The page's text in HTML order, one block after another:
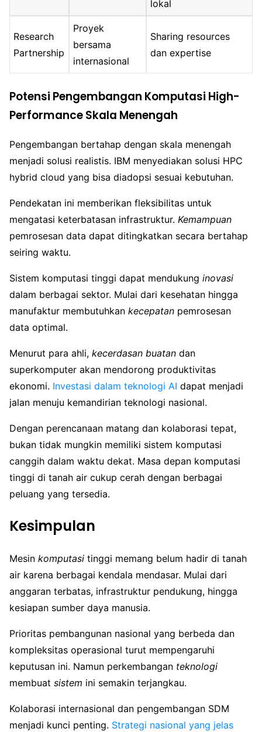
lokal
Research
Partnership
Proyek
bersama
internasional
Sharing resources
dan expertise
Potensi Pengembangan Komputasi High-
Performance Skala Menengah
Pengembangan bertahap dengan skala menengah
menjadi solusi realistis. IBM menyediakan solusi HPC
hybrid cloud yang bisa diadopsi sesuai kebutuhan.
Pendekatan ini memberikan fleksibilitas untuk
mengatasi keterbatasan infrastruktur. Kemampuan
pemrosesan data dapat ditingkatkan secara bertahap
seiring waktu.
Sistem komputasi tinggi dapat mendukung inovasi
dalam berbagai sektor. Mulai dari kesehatan hingga
manufaktur membutuhkan kecepatan pemrosesan
data optimal.
Menurut para ahli, kecerdasan buatan dan
superkomputer akan mendorong produktivitas
ekonomi. Investasi dalam teknologi AI dapat menjadi
jalan menuju kemandirian teknologi nasional.
Dengan perencanaan matang dan kolaborasi tepat,
bukan tidak mungkin memiliki sistem komputasi
canggih dalam waktu dekat. Masa depan komputasi
tinggi di tanah air cukup cerah dengan berbagai
peluang yang tersedia.
Kesimpulan
Mesin komputasi tinggi memang belum hadir di tanah
air karena berbagai kendala mendasar. Mulai dari
anggaran terbatas, infrastruktur pendukung, hingga
kesiapan sumber daya manusia.
Prioritas pembangunan nasional yang berbeda dan
kompleksitas operasional turut mempengaruhi
keputusan ini. Namun perkembangan teknologi
membuat sistem ini semakin terjangkau.
Kolaborasi internasional dan pengembangan SDM
menjadi kunci penting. Strategi nasional yang jelas